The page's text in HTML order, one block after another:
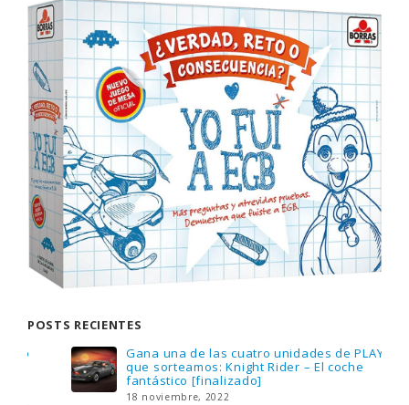
POSTS RECIENTES
Gana una de las cuatro unidades de PLAYMOBIL
que sorteamos: Knight Rider – El coche
fantástico [finalizado]
18 noviembre, 2022